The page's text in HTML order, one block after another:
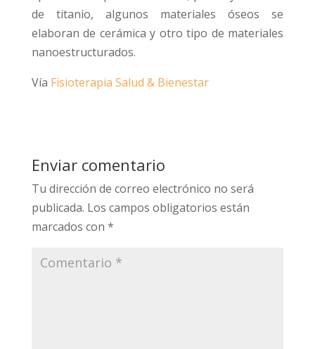
de titanio, algunos materiales óseos se
elaboran de cerámica y otro tipo de materiales
nanoestructurados.
Vía Fisioterapia Salud & Bienestar
Enviar comentario
Tu dirección de correo electrónico no será
publicada. Los campos obligatorios están
marcados con *